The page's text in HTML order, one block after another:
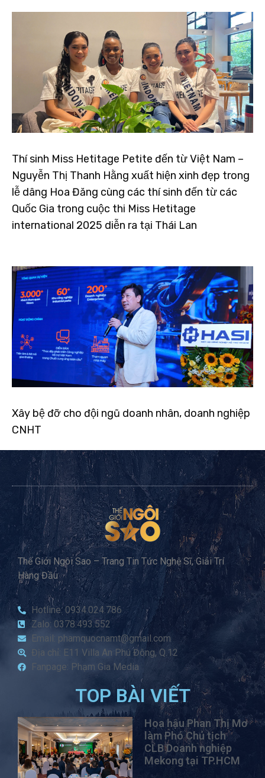
Thí sinh Miss Hetitage Petite đến từ Việt Nam –
Nguyễn Thị Thanh Hằng xuất hiện xinh đẹp trong
lễ dâng Hoa Đăng cùng các thí sinh đến từ các
Quốc Gia trong cuộc thi Miss Hetitage
international 2025 diễn ra tại Thái Lan
Xây bệ đỡ cho đội ngũ doanh nhân, doanh nghiệp
CNHT
Thế Giới Ngôi Sao – Trang Tin Tức Nghệ Sĩ, Giải Trí
Hàng Đầu
Hotline: 0934.024.786
Zalo: 0378.493.552
Email: phamquocnamt@gmail.com
Địa chỉ: E11 Villa An Phú Đông, Q.12
Fanpage: Phạm Gia Media
TOP BÀI VIẾT
Hoa hậu Phan Thị Mơ
làm Phó Chủ tịch
CLB Doanh nghiệp
Mekong tại TP.HCM